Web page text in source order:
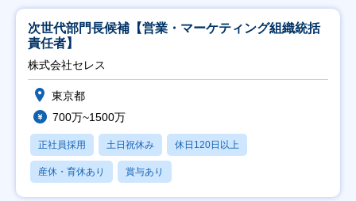
次世代部門長候補【営業・マーケティング組織統括
責任者】
株式会社セレス
東京都
700万~1500万
正社員採用 土日祝休み 休日120日以上
産休・育休あり 賞与あり